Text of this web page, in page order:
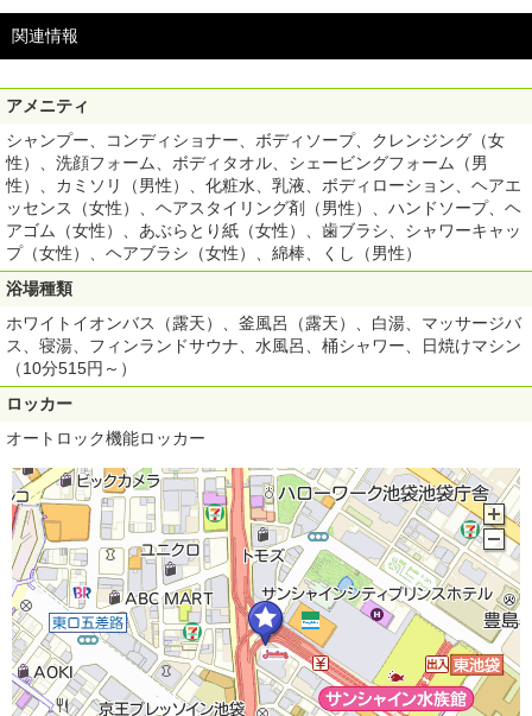
関連情報
アメニティ
シャンプー、コンディショナー、ボディソープ、クレンジング（女
性）、洗顔フォーム、ボディタオル、シェービングフォーム（男
性）、カミソリ（男性）、化粧水、乳液、ボディローション、ヘアエ
ッセンス（女性）、ヘアスタイリング剤（男性）、ハンドソープ、ヘ
アゴム（女性）、あぶらとり紙（女性）、歯ブラシ、シャワーキャッ
プ（女性）、ヘアブラシ（女性）、綿棒、くし（男性）
浴場種類
ホワイトイオンバス（露天）、釜風呂（露天）、白湯、マッサージバ
ス、寝湯、フィンランドサウナ、水風呂、桶シャワー、日焼けマシン
（10分515円～）
ロッカー
オートロック機能ロッカー